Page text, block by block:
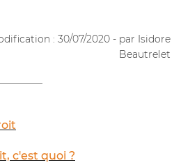
: 30/07/2020 - par Isidore
Beautrelet
c'est quoi ?